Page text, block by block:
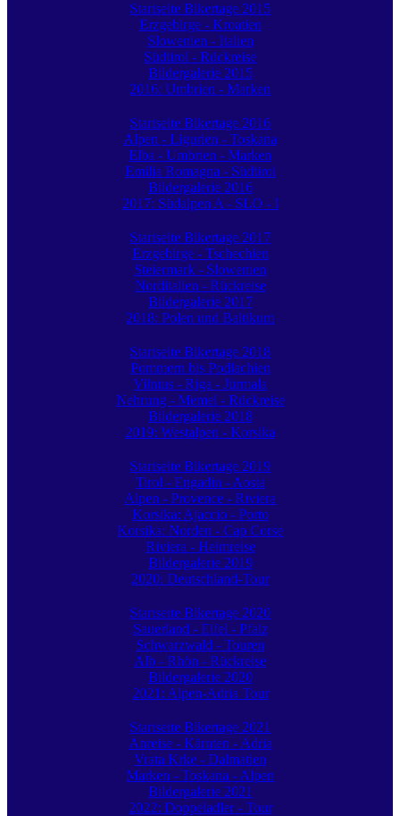
Startseite Bikertage 2015
Erzgebirge - Kroatien
Slowenien - Italien
Südtirol - Rückreise
Bildergalerie 2015
2016: Umbrien - Marken
Startseite Bikertage 2016
Alpen - Ligurien - Toskana
Elba - Umbrien - Marken
Emilia Romagna - Südtirol
Bildergalerie 2016
2017: Südalpen A - SLO - I
Startseite Bikertage 2017
Erzgebirge - Tschechien
Steiermark - Slowenien
Norditalien - Rückreise
Bildergalerie 2017
2018: Polen und Baltikum
Startseite Bikertage 2018
Pommern bis Podlachien
Vilnius - Riga - Jürmala
Nehrung - Memel - Rückreise
Bildergalerie 2018
2019: Westalpen - Korsika
Startseite Bikertage 2019
Tirol - Engadin - Aosta
Alpen - Provence - Riviera
Korsika: Ajaccio - Porto
Korsika: Norden - Cap Corse
Riviera - Heimreise
Bildergalerie 2019
2020: Deutschland-Tour
Startseite Bikertage 2020
Sauerland - Eifel - Pfalz
Schwarzwald - Touren
Alb - Rhön - Rückreise
Bildergalerie 2020
2021: Alpen-Adria Tour
Startseite Bikertage 2021
Anreise - Kärnten - Adria
Vrata Krke - Dalmatien
Marken - Toskana - Alpen
Bildergalerie 2021
2022: Doppeladler - Tour